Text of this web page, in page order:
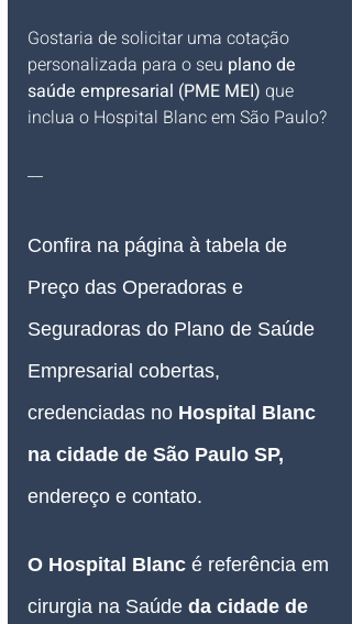
Gostaria de solicitar uma cotação
personalizada para o seu plano de
saúde empresarial (PME MEI) que
inclua o Hospital Blanc em São Paulo?
__
Confira na página à tabela de
Preço das Operadoras e
Seguradoras do Plano de Saúde
Empresarial cobertas,
credenciadas no Hospital Blanc
na cidade de São Paulo SP,
endereço e contato.
O Hospital Blanc é referência em
cirurgia na Saúde da cidade de